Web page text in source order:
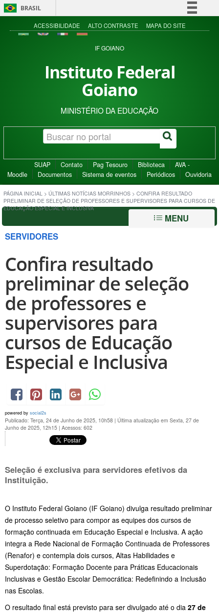
BRASIL
Simplifique!
Acesso à informação
ACESSIBILIDADE ALTO CONTRASTE MAPA DO SITE
IF GOIANO
Instituto Federal
Goiano
MINISTÉRIO DA EDUCAÇÃO
SUAP Contato Pag Tesouro Biblioteca
AVA -
Moodle
Documentos Sistema de eventos Periódicos Ouvidoria
PÁGINA INICIAL > ÚLTIMAS NOTÍCIAS MORRINHOS > CONFIRA RESULTADO
PRELIMINAR DE SELEÇÃO DE PROFESSORES E SUPERVISORES PARA CURSOS DE
EDUCAÇÃO ESPECIAL E INCLUSIVA
MENU
SERVIDORES
Confira resultado
preliminar de seleção
de professores e
supervisores para
cursos de Educação
Especial e Inclusiva
powered by social2s
Publicado: Terça, 24 de Junho de 2025, 10h58 | Última atualização em Sexta, 27 de
Junho de 2025, 12h15 | Acessos: 602
Seleção é exclusiva para servidores efetivos da
Instituição.
O Instituto Federal Goiano (IF Goiano) divulga resultado preliminar
de processo seletivo para compor as equipes dos cursos de
formação continuada em Educação Especial e Inclusiva. A ação
integra a Rede Nacional de Formação Continuada de Professores
(Renafor) e contempla dois cursos, Altas Habilidades e
Superdotação: Formação Docente para Práticas Educacionais
Inclusivas e Gestão Escolar Democrática: Redefinindo a Inclusão
nas Escolas.
O resultado final está previsto para ser divulgado até o dia 27 de